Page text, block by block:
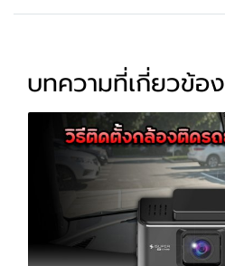
บทความที่เกี่ยวข้อง